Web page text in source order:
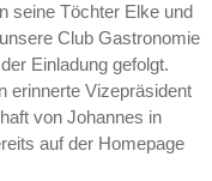
seine Töchter Elke und
Club Gastronomie
Einladung gefolgt.
erinnerte Vizepräsident
von Johannes in
auf der Homepage